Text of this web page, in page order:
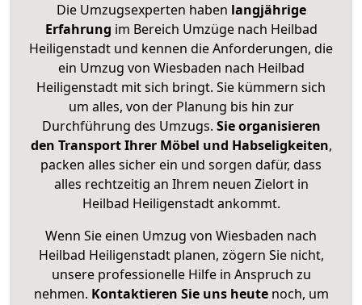
Die Umzugsexperten haben langjährige
Erfahrung im Bereich Umzüge nach Heilbad
Heiligenstadt und kennen die Anforderungen, die
ein Umzug von Wiesbaden nach Heilbad
Heiligenstadt mit sich bringt. Sie kümmern sich
um alles, von der Planung bis hin zur
Durchführung des Umzugs. Sie organisieren
den Transport Ihrer Möbel und Habseligkeiten,
packen alles sicher ein und sorgen dafür, dass
alles rechtzeitig an Ihrem neuen Zielort in
Heilbad Heiligenstadt ankommt.
Wenn Sie einen Umzug von Wiesbaden nach
Heilbad Heiligenstadt planen, zögern Sie nicht,
unsere professionelle Hilfe in Anspruch zu
nehmen. Kontaktieren Sie uns heutenoch, um